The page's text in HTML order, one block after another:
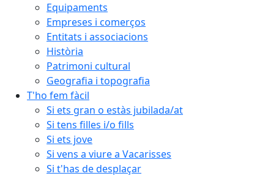
Equipaments
Empreses i comerços
Entitats i associacions
Història
Patrimoni cultural
Geografia i topografia
T'ho fem fàcil
Si ets gran o estàs jubilada/at
Si tens filles i/o fills
Si ets jove
Si vens a viure a Vacarisses
Si t'has de desplaçar